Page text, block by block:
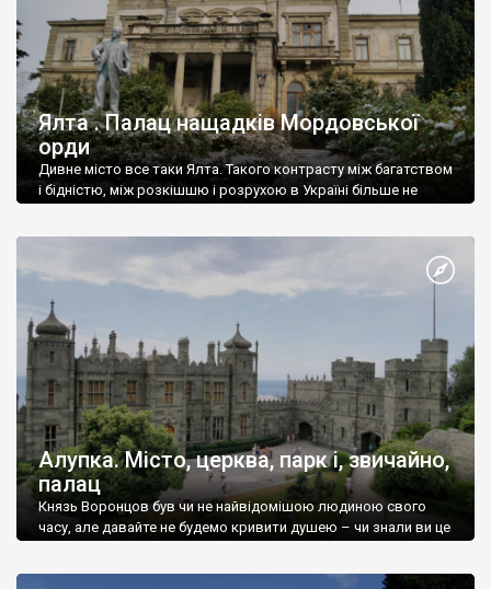
Ялта . Палац нащадків Мордовської
орди
Дивне місто все таки Ялта. Такого контрасту між багатством
і бідністю, між розкішшю і розрухою в Україні більше не
Алупка. Місто, церква, парк і, звичайно,
палац
Князь Воронцов був чи не найвідомішою людиною свого
часу, але давайте не будемо кривити душею – чи знали ви це